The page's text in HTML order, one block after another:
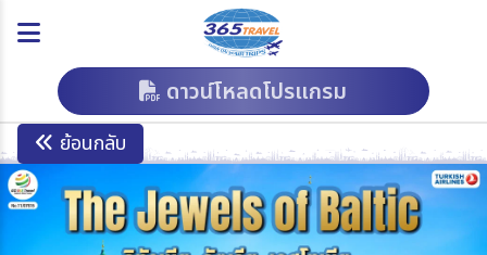
ดาวน์โหลดโปรแกรม
ย้อนกลับ